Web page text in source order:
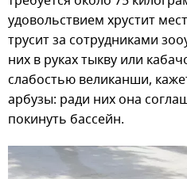
удовольствием хрустит
трусит за сотрудниками
них в руках тыкву или
слабостью великанши,
арбузы: ради них она
покинуть бассейн.